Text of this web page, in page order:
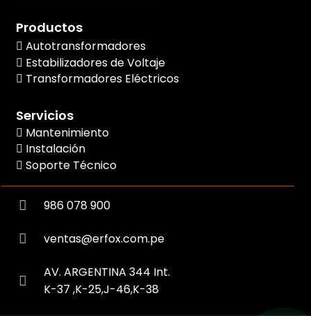
Productos
Autotransformadores
Estabilizadores de Voltaje
Transformadores Eléctricos
Servicios
Mantenimiento
Instalación
Soporte Técnico
986 078 900
ventas@erfox.com.pe
AV. ARGENTINA 344 Int.
K-37 ,K-25,J-46,K-38